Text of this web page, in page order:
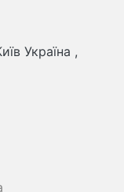
Україна ,